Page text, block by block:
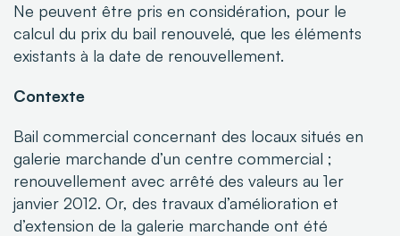
Ne peuvent être pris en considération, pour le
calcul du prix du bail renouvelé, que les éléments
existants à la date de renouvellement.
Contexte
Bail commercial concernant des locaux situés en
galerie marchande d’un centre commercial ;
renouvellement avec arrêté des valeurs au 1er
janvier 2012. Or, des travaux d’amélioration et
d’extension de la galerie marchande ont été